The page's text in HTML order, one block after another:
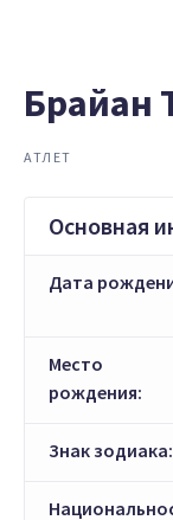
Брайан
АТЛЕТ
Основная
Дата
Место
рождения:
Знак зодиака: